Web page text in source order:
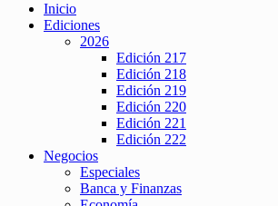
Inicio
Ediciones
2026
Edición 217
Edición 218
Edición 219
Edición 220
Edición 221
Edición 222
Negocios
Especiales
Banca y Finanzas